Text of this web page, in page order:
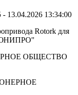
13.04.2026 13:34:00
Rotork для
ОБЩЕСТВО